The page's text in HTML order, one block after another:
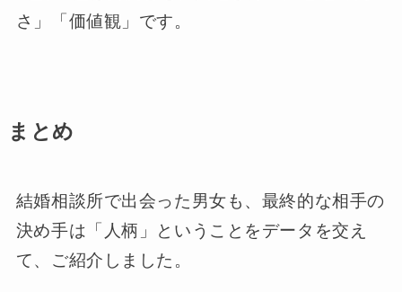
さ」「価値観」です。
まとめ
結婚相談所で出会った男女も、最終的な相手の
決め手は「人柄」ということをデータを交え
て、ご紹介しました。